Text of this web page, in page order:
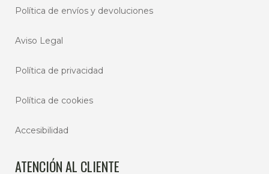
Política de envíos y devoluciones
Aviso Legal
Política de privacidad
Política de cookies
Accesibilidad
ATENCIÓN AL CLIENTE